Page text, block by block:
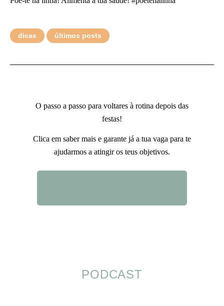
dicas últimos posts
O passo a passo para voltares à rotina depois das
festas!
Clica em saber mais e garante já a tua vaga para te
ajudarmos a atingir os teus objetivos.
PODCAST